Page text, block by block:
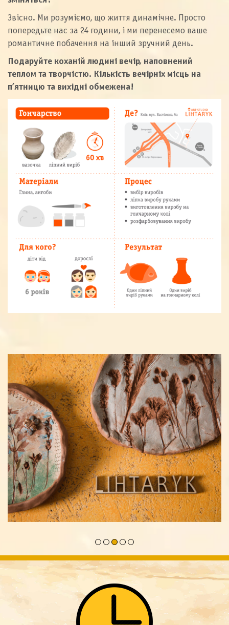
Звісно. Ми розуміємо, що життя динамічне. Просто
попередьте нас за 24 години, і ми перенесемо ваше
романтичне побачення на інший зручний день.
Подаруйте коханій людині вечір, наповнений
теплом та творчістю. Кількість вечірніх місць на
п’ятницю та вихідні обмежена!